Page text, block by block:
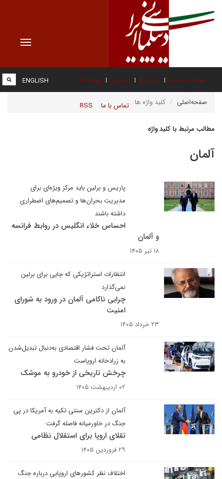
Toggle
صفحه نخست درباره ما عضویت پیوند ها
تماس با ما RSS
ENGLISH
صفحه‌اصلی کلید واژه ها
مطالب مرتبط با کلید واژه
آلمان
پاریس و برلین باید مرکز ویژه‌ای برای
مدیریت بحران‌ها و تصمیم‌های اضطراری
داشته باشند
احساس خلاء انگلیس در روابط فرانسه
و آلمان
۱۸ تیر ۱۴۰۵
انتظارات استراتژیکی که جایی برای برلین
نمی‌گذارد
چرایی ناکامی آلمان در ورود به شورای
امنیت
۲۳ خرداد ۱۴۰۵
آلمان تحت فشار اقتصادی به‌دنبال تبدیل‌شدن
به زرادخانه اروپاست
چرخش تاریخی از خودرو به موشک
۰۲ اردیبهشت ۱۴۰۵
آلمان از دکترین سنتی تکیه به آمریکا در پی
جنگ در خاورمیانه فاصله گرفت
تقلای اروپا برای استقلال نظامی
۲۹ فروردین ۱۴۰۵
اختلاف نظر کشورهای اروپایی درباره جنگ